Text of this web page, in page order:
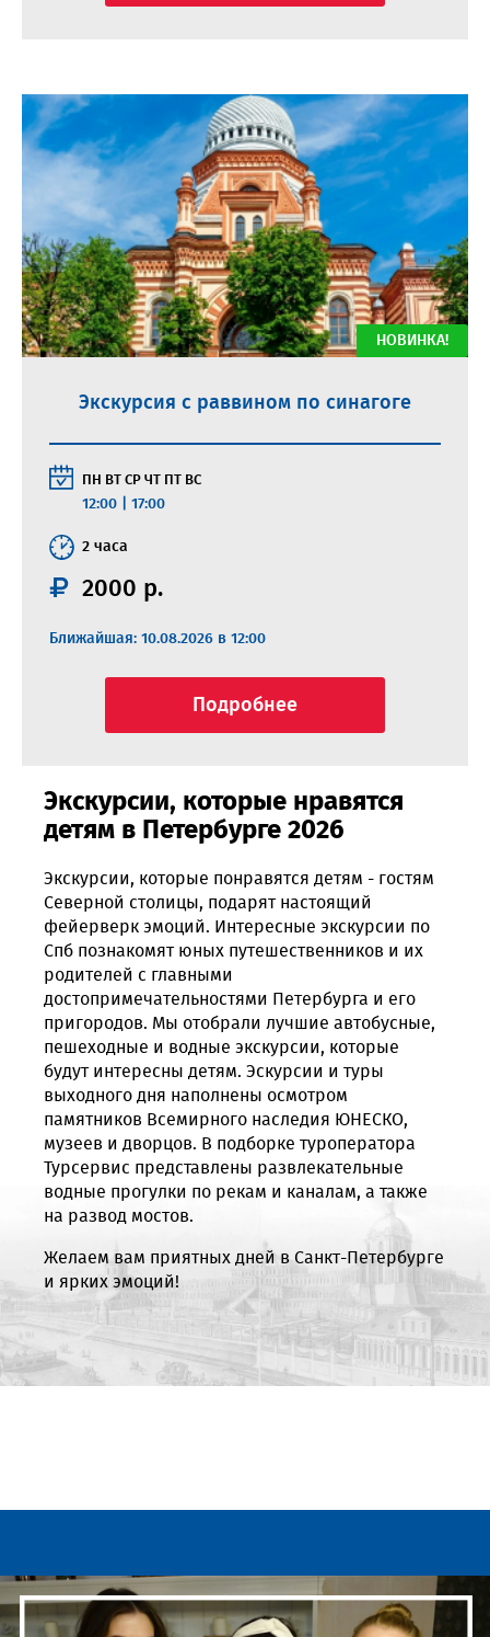
Экскурсия с раввином по синагоге
НОВИНКА!
ПН ВТ СР ЧТ ВС
12:00 17:00
2 часа
2000 р.
Ближайшая: 10.08.2026 в 12:00
Подробнее
Экскурсии, которые нравятся
детям в Петербурге 2026
Экскурсии, которые понравятся детям - гостям
Северной столицы, подарят настоящий
фейерверк эмоций. Интересные экскурсии по
Спб познакомят юных путешественников и их
родителей с главными
достопримечательностями Петербурга и его
пригородов. Мы отобрали лучшие автобусные,
пешеходные и водные экскурсии, которые
будут интересны детям. Эскурсии и туры
выходного дня наполнены осмотром
памятников Всемирного наследия ЮНЕСКО,
музеев и дворцов. В подборке туроператора
Турсервис представлены развлекательные
водные прогулки по рекам и каналам, а также
на развод мостов.
Желаем вам приятных дней в Санкт-Петербурге
и ярких эмоций!